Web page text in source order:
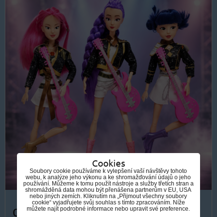
od 499 Kč
Cookies
Soubory cookie používáme k vylepšení vaší návštěvy tohoto
webu, k analýze jeho výkonu a ke shromažďování údajů o jeho
používání. Můžeme k tomu použít nástroje a služby třetích stran a
shromážděná data mohou být přenášena partnerům v EU, USA
nebo jiných zemích. Kliknutím na „Přijmout všechny soubory
cookie“ vyjadřujete svůj souhlas s tímto zpracováním. Níže
můžete najít podrobné informace nebo upravit své preference.